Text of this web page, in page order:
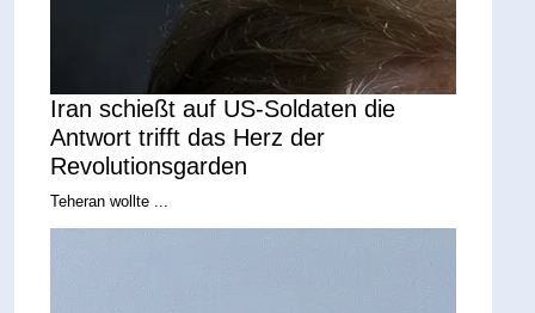
Iran schießt auf US-Soldaten die
Antwort trifft das Herz der
Revolutionsgarden
Teheran wollte ...